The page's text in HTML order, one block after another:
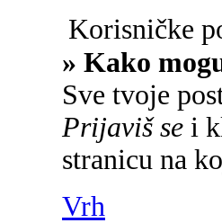
Korisničke
» Kako
Sve tvoje
Prijaviš se i
stranicu na
Vrh